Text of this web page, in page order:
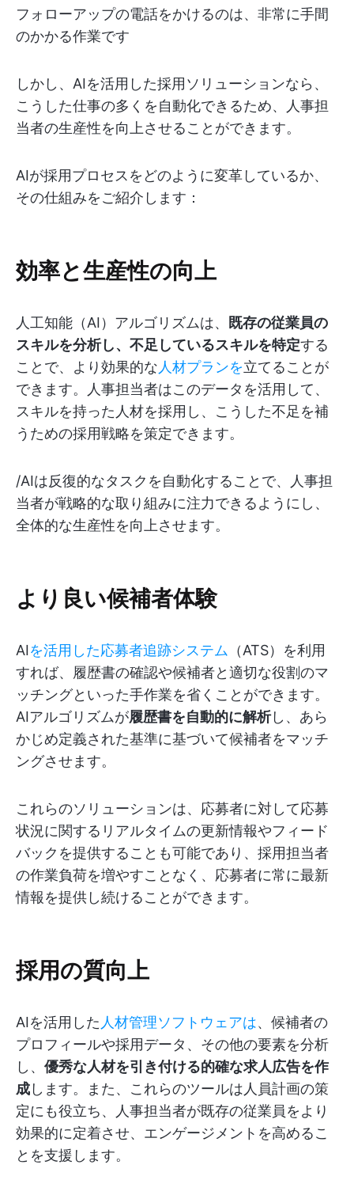
フォローアップの電話をかけるのは、非常に手間
のかかる作業です
しかし、AIを活用した採用ソリューションなら、
こうした仕事の多くを自動化できるため、人事担
当者の生産性を向上させることができます。
AIが採用プロセスをどのように変革しているか、
その仕組みをご紹介します：
効率と生産性の向上
人工知能（AI）アルゴリズムは、
既存の従業員の
スキルを分析し、不足しているスキルを特定する
ことで、より効果的な 人材プランを立てることが
できます。人事担当者はこのデータを活用して、
スキルを持った人材を採用し、こうした不足を補
うための採用戦略を策定できます。
/AIは反復的なタスクを自動化することで、人事担
当者が戦略的な取り組みに注力できるようにし、
全体的な生産性を向上させます。
より良い候補者体験
AIを活用した応募者追跡システム （ATS）を利用
すれば、履歴書の確認や候補者と適切な役割のマ
ッチングといった手作業を省くことができます。
AIアルゴリズムが履歴書を自動的に解析し、あら
かじめ定義された基準に基づいて候補者をマッチ
ングさせます。
これらのソリューションは、応募者に対して応募
状況に関するリアルタイムの更新情報やフィード
バックを提供することも可能であり、採用担当者
の作業負荷を増やすことなく、応募者に常に最新
情報を提供し続けることができます。
採用の質向上
AIを活用した 人材管理ソフトウェアは、候補者の
プロフィールや採用データ、その他の要素を分析
し、 優秀な人材を引き付ける的確な求人広告を作
成します。また、これらのツールは人員計画の策
定にも役立ち、人事担当者が既存の従業員をより
効果的に定着させ、エンゲージメントを高めるこ
とを支援します。